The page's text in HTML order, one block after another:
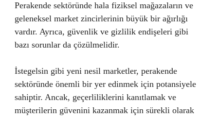
Perakende sektöründe hala fiziksel mağazaların ve
geleneksel market zincirlerinin büyük bir ağırlığı
vardır. Ayrıca, güvenlik ve gizlilik endişeleri gibi
bazı sorunlar da çözülmelidir.
İstegelsin gibi yeni nesil marketler, perakende
sektöründe önemli bir yer edinmek için potansiyele
sahiptir. Ancak, geçerliliklerini kanıtlamak ve
müşterilerin güvenini kazanmak için sürekli olarak